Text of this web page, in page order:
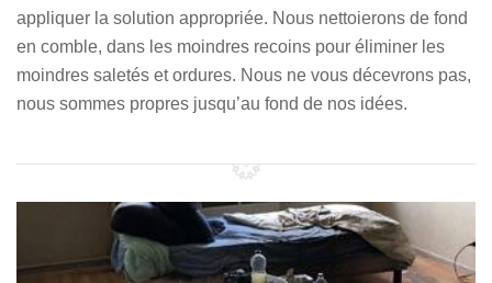
appliquer la solution appropriée. Nous nettoierons de fond
en comble, dans les moindres recoins pour éliminer les
moindres saletés et ordures. Nous ne vous décevrons pas,
nous sommes propres jusqu’au fond de nos idées.